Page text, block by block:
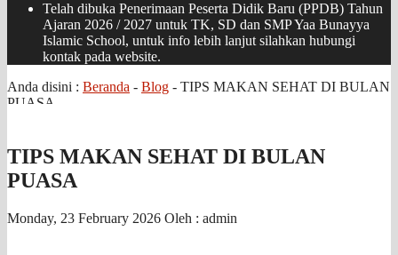
Telah dibuka Penerimaan Peserta Didik Baru (PPDB) Tahun
Ajaran 2026 / 2027 untuk TK, SD dan SMP Yaa Bunayya
Islamic School, untuk info lebih lanjut silahkan hubungi
kontak pada website.
Anda disini : Beranda - Blog - TIPS MAKAN SEHAT DI BULAN
PUASA
TIPS MAKAN SEHAT DI BULAN
PUASA
Monday, 23 February 2026 Oleh : admin